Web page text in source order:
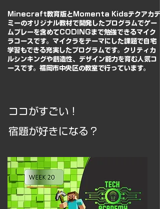
Minecraft教育版とMomenta Kidsテクアカデ
ミーのオリジナル教材で開発したプログラムでゲー
ムプレーを含めてCODINGまで勉強できるマイク
ラコースです。マイクラをテーマにした課題で自宅
学習もできる充実したプログラムです。​クリティカ
ルシンキングや創造性、デザイン能力を育む人気コ
ースです。福岡市中央区の教室で行っています。
ココがすごい！
​宿題が好きになる？